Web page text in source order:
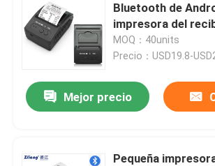
Bluetooth de
impresora del
58m m
MOQ：40units
Precio：USD19.8-
Mejor precio
Pequeña